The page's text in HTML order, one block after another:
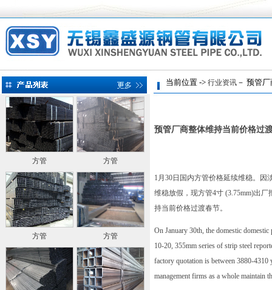
方管 方管
方管 方管
当前位置 -> 行业资讯 － 预管
预管厂商整体维持当前价格过
1月30日国内方管价格延续维稳。因
维稳放假，现方管4寸 (3.75mm)出
持当前价格过渡春节。
On January 30th, the domestic
10-20, 355mm series of strip steel
factory quotation is between 3880-4310
management firms as a whole maintain